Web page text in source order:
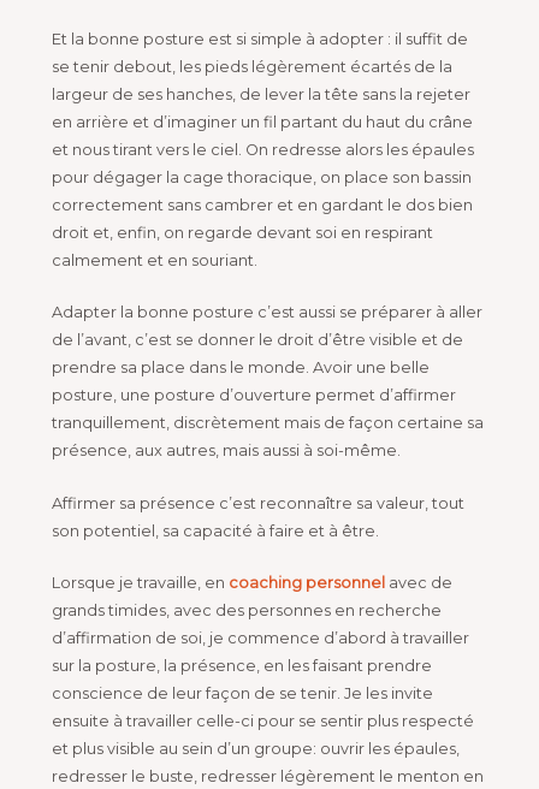
Et la bonne posture est si simple à adopter : il suffit de
se tenir debout, les pieds légèrement écartés de la
largeur de ses hanches, de lever la tête sans la rejeter
en arrière et d’imaginer un fil partant du haut du crâne
et nous tirant vers le ciel. On redresse alors les épaules
pour dégager la cage thoracique, on place son bassin
correctement sans cambrer et en gardant le dos bien
droit et, enfin, on regarde devant soi en respirant
calmement et en souriant.
Adapter la bonne posture c’est aussi se préparer à aller
de l’avant, c’est se donner le droit d’être visible et de
prendre sa place dans le monde. Avoir une belle
posture, une posture d’ouverture permet d’affirmer
tranquillement, discrètement mais de façon certaine sa
présence, aux autres, mais aussi à soi-même.
Affirmer sa présence c’est reconnaître sa valeur, tout
son potentiel, sa capacité à faire et à être.
Lorsque je travaille, en coaching personnel avec de
grands timides, avec des personnes en recherche
d’affirmation de soi, je commence d’abord à travailler
sur la posture, la présence, en les faisant prendre
conscience de leur façon de se tenir. Je les invite
ensuite à travailler celle-ci pour se sentir plus respecté
et plus visible au sein d’un groupe: ouvrir les épaules,
redresser le buste, redresser légèrement le menton en